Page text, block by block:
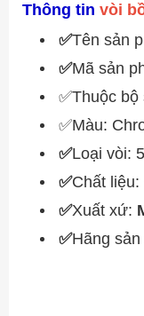
Thông tin vòi
✅Tên sản
✅Mã sản
✅Thuộc
✅Màu:
✅Loại vòi:
✅Chất
✅Xuất xứ:
✅Hãng sản